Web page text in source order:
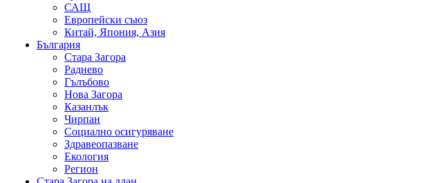
САЩ
Европейски съюз
Китай, Япония, Азия
България
Стара Загора
Раднево
Гълъбово
Нова Загора
Казанлък
Чирпан
Социално осигуряване
Здравеопазване
Екология
Регион